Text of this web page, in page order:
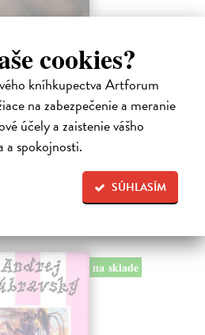
cookies?
kníhkupectva Artforum
na zabezpečenie a meranie
účely a zaistenie vášho
a spokojnosti.
SÚHLASÍM
maliar, ktorý niekoľko rokov
ikonickej Poslednej večere,
knihy. Odkrýva pred nami silné i
na sklade